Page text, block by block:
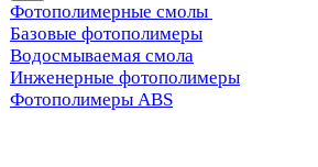
Фотополимерные смолы
Базовые фотополимеры
Водосмываемая смола
Инженерные фотополимеры
Фотополимеры ABS